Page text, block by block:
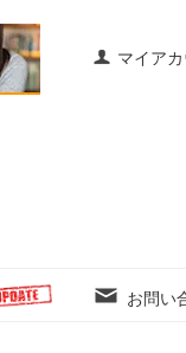
マイア
お問い